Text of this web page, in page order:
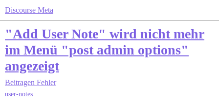
Discourse Meta
"Add User Note" wird nicht mehr
im Menü "post admin options"
angezeigt
Beitragen Fehler
user-notes